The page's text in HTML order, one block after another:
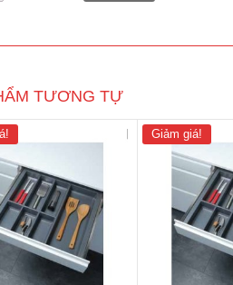
TƯƠNG TỰ
Giảm giá!